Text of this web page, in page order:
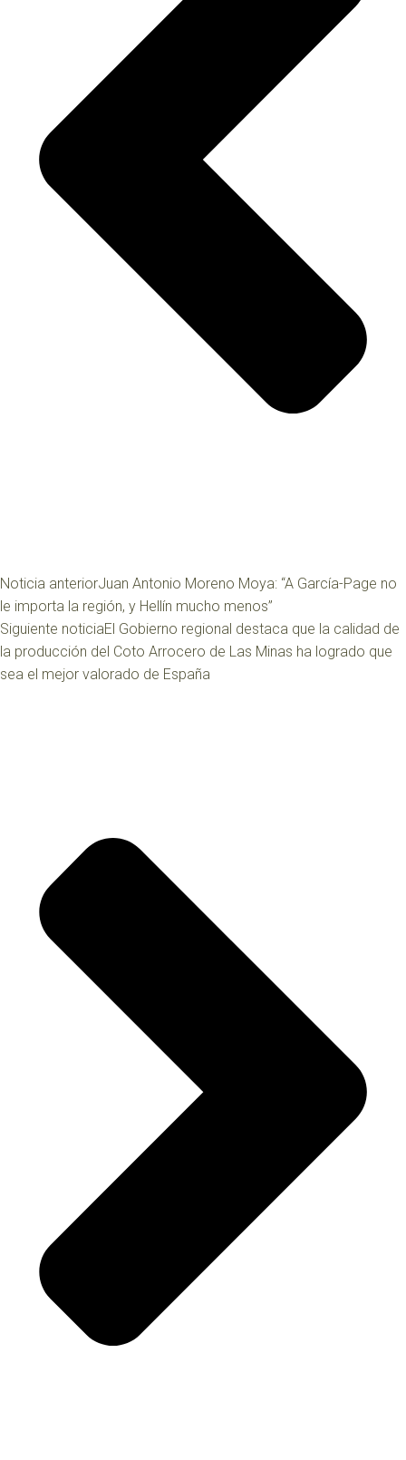
Noticia anteriorJuan Antonio Moreno Moya: “A García-Page no
le importa la región, y Hellín mucho menos”
Siguiente noticiaEl Gobierno regional destaca que la calidad de
la producción del Coto Arrocero de Las Minas ha logrado que
sea el mejor valorado de España